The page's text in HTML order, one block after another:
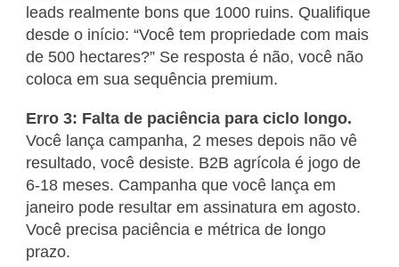
leads realmente bons que 1000 ruins. Qualifique
desde o início: “Você tem propriedade com mais
de 500 hectares?” Se resposta é não, você não
coloca em sua sequência premium.
Erro 3: Falta de paciência para ciclo longo.
Você lança campanha, 2 meses depois não vê
resultado, você desiste. B2B agrícola é jogo de
6-18 meses. Campanha que você lança em
janeiro pode resultar em assinatura em agosto.
Você precisa paciência e métrica de longo
prazo.